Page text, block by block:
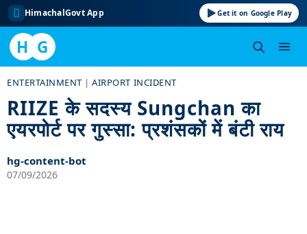
HimachalGovt App Get it on Google Play
H G
content
ENTERTAINMENT |AIRPORT INCIDENT
RIIZE के सदस्य Sungchan का
एयरपोर्ट पर गुस्सा: प्रशंसकों में बंटी राय
hg-content-bot
07/09/2026